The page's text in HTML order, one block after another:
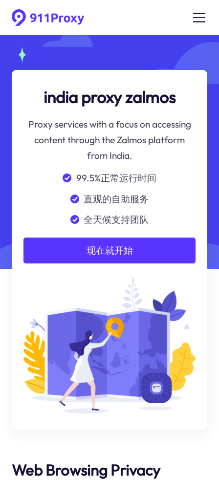
india proxy zalmos
Proxy services with a focus on accessing
content through the Zalmos platform
from India.
99.5%正常运行时间
直观的自助服务
全天候支持团队
现在就开始
Web Browsing Privacy